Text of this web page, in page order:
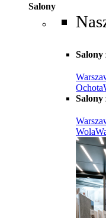
Salony
Salony
Ochota
Salony
Wola